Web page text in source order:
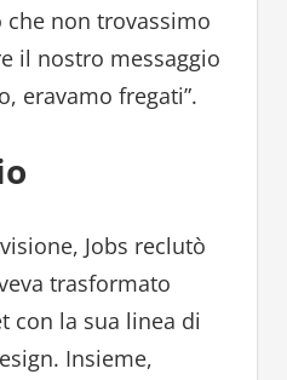
che non trovassimo
il nostro messaggio
eravamo fregati”.
Jobs reclutò
trasformato
con la sua linea di
Insieme,